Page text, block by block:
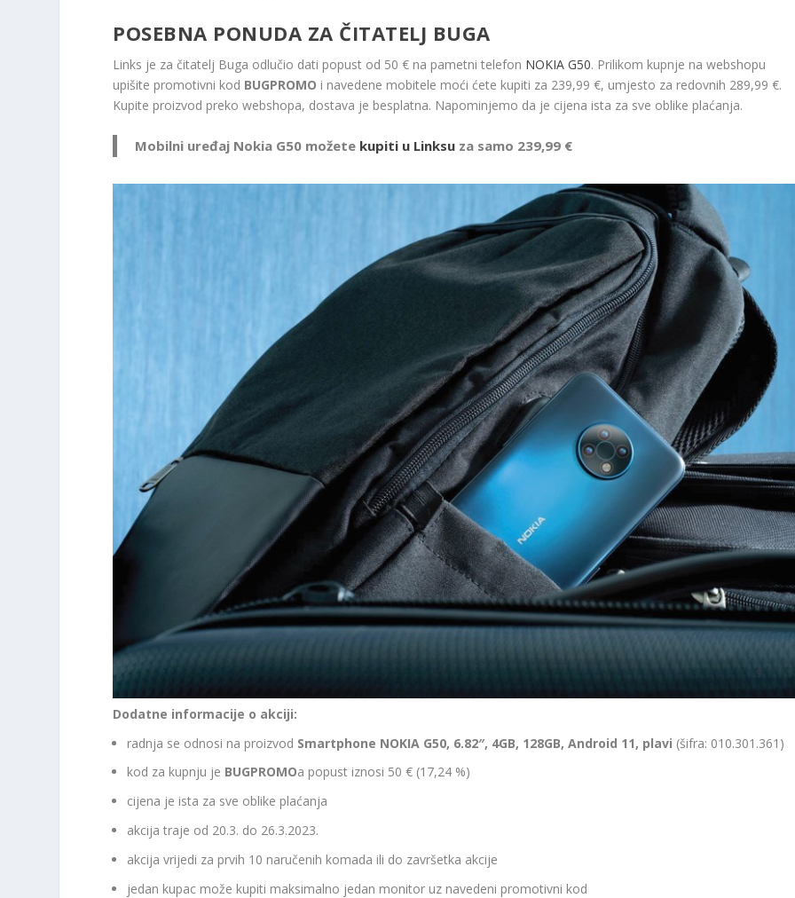
POSEBNA PONUDA ZA ČITATELJ BUGA
Links je za čitatelj Buga odlučio dati popust od 50 € na pametni telefon NOKIA G50. Prilikom kupnje na webshopu
upišite promotivni kod BUGPROMO i navedene mobitele moći ćete kupiti za 239,99 €, umjesto za redovnih 289,99 €.
Kupite proizvod preko webshopa, dostava je besplatna. Napominjemo da je cijena ista za sve oblike plaćanja.
Mobilni uređaj Nokia G50 možete kupiti u Linksu za samo 239,99 €
Dodatne informacije o akciji:
radnja se odnosi na proizvod Smartphone NOKIA G50, 6.82″, 4GB, 128GB, Android 11, plavi (šifra: 010.301.361)
kod za kupnju je BUGPROMOa popust iznosi 50 € (17,24 %)
cijena je ista za sve oblike plaćanja
akcija traje od 20.3. do 26.3.2023.
akcija vrijedi za prvih 10 naručenih komada ili do završetka akcije
jedan kupac može kupiti maksimalno jedan monitor uz navedeni promotivni kod